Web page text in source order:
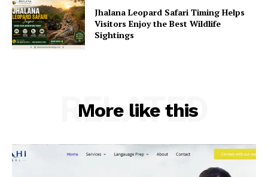
Jhalana Leopard Safari Timing Helps
Visitors Enjoy the Best Wildlife
Sightings
More like this
RELATED